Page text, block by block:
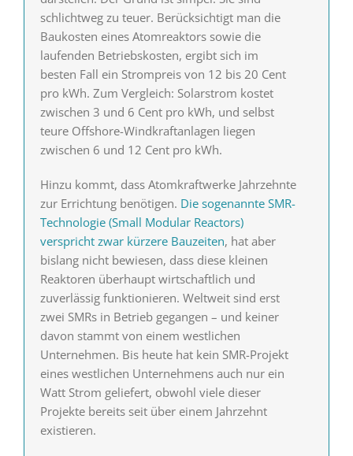
schlichtweg zu teuer. Berücksichtigt man die
Baukosten eines Atomreaktors sowie die
laufenden Betriebskosten, ergibt sich im
besten Fall ein Strompreis von 12 bis 20 Cent
pro kWh. Zum Vergleich: Solarstrom kostet
zwischen 3 und 6 Cent pro kWh, und selbst
teure Offshore-Windkraftanlagen liegen
zwischen 6 und 12 Cent pro kWh.
Hinzu kommt, dass Atomkraftwerke Jahrzehnte
zur Errichtung benötigen. Die sogenannte SMR-
Technologie (Small Modular Reactors)
verspricht zwar kürzere Bauzeiten, hat aber
bislang nicht bewiesen, dass diese kleinen
Reaktoren überhaupt wirtschaftlich und
zuverlässig funktionieren. Weltweit sind erst
zwei SMRs in Betrieb gegangen – und keiner
davon stammt von einem westlichen
Unternehmen. Bis heute hat kein SMR-Projekt
eines westlichen Unternehmens auch nur ein
Watt Strom geliefert, obwohl viele dieser
Projekte bereits seit über einem Jahrzehnt
existieren.